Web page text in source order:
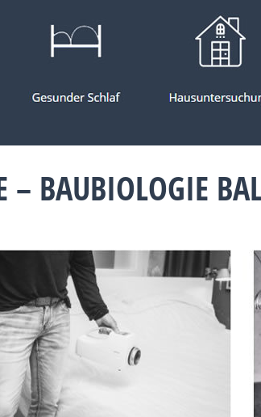
– BAUBIOLOGIE